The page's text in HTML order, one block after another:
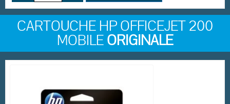
CARTOUCHE HP OFFICEJET 200
MOBILEORIGINALE